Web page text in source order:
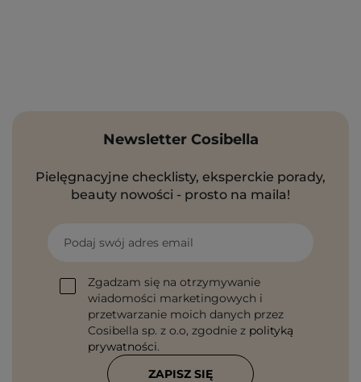
Newsletter Cosibella
Pielęgnacyjne checklisty, eksperckie porady,
beauty nowości - prosto na maila!
Podaj swój adres email
Zgadzam się na otrzymywanie
wiadomości marketingowych i
przetwarzanie moich danych przez
Cosibella sp. z o.o, zgodnie z polityką
prywatności.
ZAPISZ SIĘ